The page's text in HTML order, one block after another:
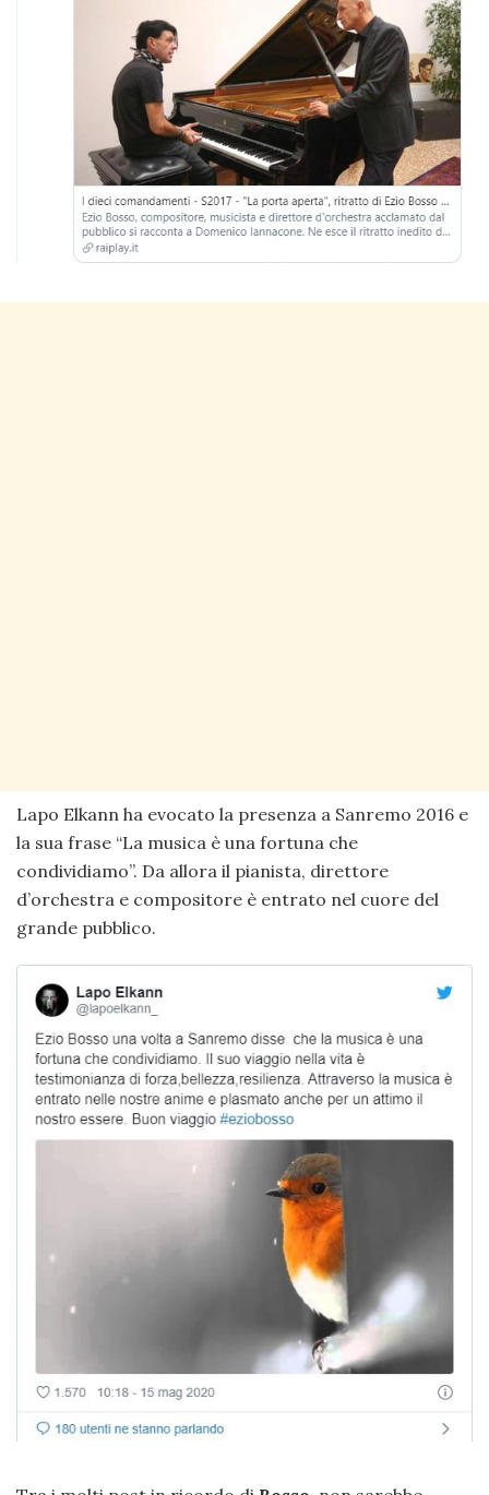
Lapo Elkann ha evocato la presenza a Sanremo 2016 e
la sua frase “La musica è una fortuna che
condividiamo”. Da allora il pianista, direttore
d’orchestra e compositore è entrato nel cuore del
grande pubblico.